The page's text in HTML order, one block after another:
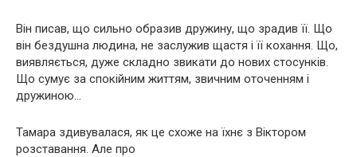
Він писав, що сильно образив дружину, що зрадив її. Що
він бездушна людина, не заслужив щастя і її кохання. Що,
виявляється, дуже складно звикати до нових стосунків.
Що сумує за спокійним життям, звичним оточенням і
дружиною…
Тамара здивувалася, як це схоже на їхнє з Віктором
розставання. Але про